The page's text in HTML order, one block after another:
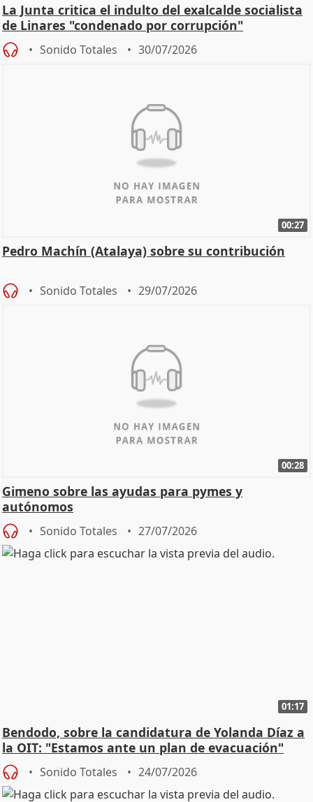
La Junta critica el indulto del exalcalde socialista
de Linares "condenado por corrupción"
Sonido Totales 30/07/2026
00:27
Pedro Machín (Atalaya) sobre su contribución
Sonido Totales 29/07/2026
00:28
Gimeno sobre las ayudas para pymes y
autónomos
Sonido Totales 27/07/2026
01:17
Bendodo, sobre la candidatura de Yolanda Díaz a
la OIT: "Estamos ante un plan de evacuación"
Sonido Totales 24/07/2026